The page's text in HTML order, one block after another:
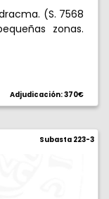
(S. 7568
zonas.
Adjudicación: 370€
Subasta 223-3